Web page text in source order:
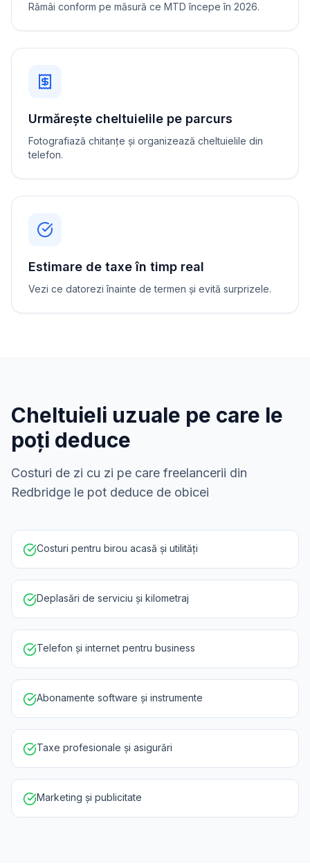
Rămâi conform pe măsură ce MTD începe în 2026.
Urmărește cheltuielile pe parcurs
Fotografiază chitanțe și organizează cheltuielile din
telefon.
Estimare de taxe în timp real
Vezi ce datorezi înainte de termen și evită surprizele.
Cheltuieli uzuale pe care le
poți deduce
Costuri de zi cu zi pe care freelancerii din
Redbridge le pot deduce de obicei
Costuri pentru birou acasă și utilități
Deplasări de serviciu și kilometraj
Telefon și internet pentru business
Abonamente software și instrumente
Taxe profesionale și asigurări
Marketing și publicitate